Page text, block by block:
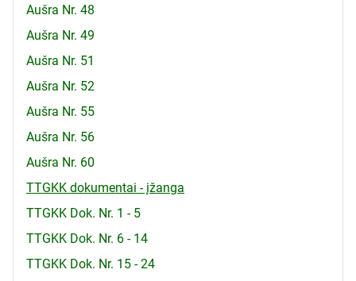
Aušra Nr. 48
Aušra Nr. 49
Aušra Nr. 51
Aušra Nr. 52
Aušra Nr. 55
Aušra Nr. 56
Aušra Nr. 60
TTGKK dokumentai - įžanga
TTGKK Dok. Nr. 1 - 5
TTGKK Dok. Nr. 6 - 14
TTGKK Dok. Nr. 15 - 24